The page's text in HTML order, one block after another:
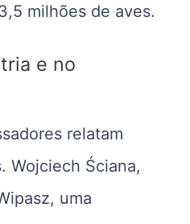
milhões de aves.
e no
relatam
Wojciech Ściana,
uma